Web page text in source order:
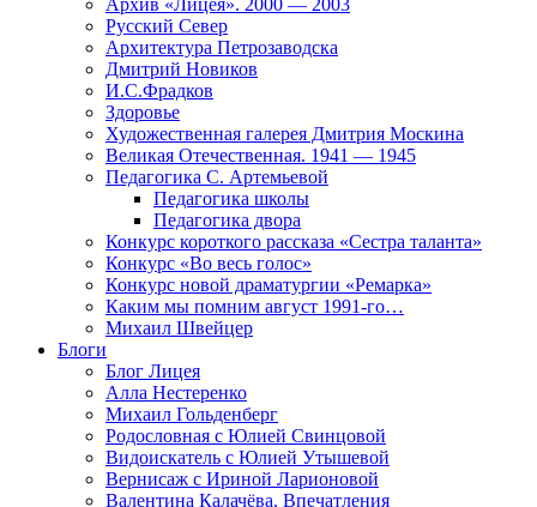
Архив «Лицея». 2000 — 2003
Русский Север
Архитектура Петрозаводска
Дмитрий Новиков
И.С.Фрадков
Здоровье
Художественная галерея Дмитрия Москина
Великая Отечественная. 1941 — 1945
Педагогика С. Артемьевой
Педагогика школы
Педагогика двора
Конкурс короткого рассказа «Сестра таланта»
Конкурс «Во весь голос»
Конкурс новой драматургии «Ремарка»
Каким мы помним август 1991-го…
Михаил Швейцер
Блоги
Блог Лицея
Алла Нестеренко
Михаил Гольденберг
Родословная с Юлией Свинцовой
Видоискатель с Юлией Утышевой
Вернисаж с Ириной Ларионовой
Валентина Калачёва. Впечатления